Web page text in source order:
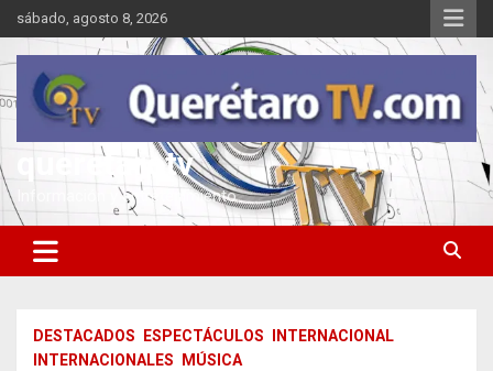
Saltar
al
contenido
sábado, agosto 8, 2026
queretarotv
Información y entretenimiento
DESTACADOS ESPECTÁCULOS
INTERNACIONAL
INTERNACIONALES
MÚSICA